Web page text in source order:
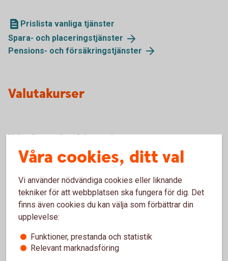
Prislista vanliga tjänster
Spara- och placeringstjänster
Pensions- och försäkringstjänster
Valutakurser
Valutakurserbetalningar
Privat – räntor, priser och
kurser
Räntor, kurser och priser för flera av våra tjänster
riktade till privatpersoner.
Våra cookies, ditt val
Vi använder nödvändiga cookies eller liknande
tekniker för att webbplatsen ska fungera för dig. Det
finns även cookies du kan välja som förbättrar din
upplevelse:
Funktioner, prestanda och statistik
Relevant marknadsföring